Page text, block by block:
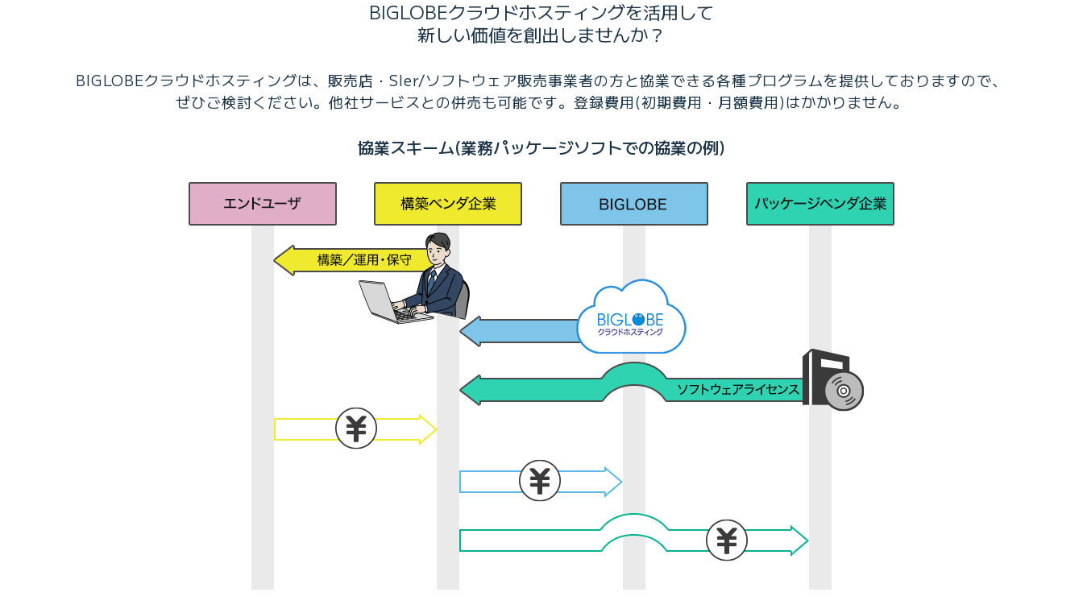
BIGLOBEクラウドホスティングを活用して
新しい価値を創出しませんか？
BIGLOBEクラウドホスティングは、販売店・SIer/ソフトウェア販売事業者の方と協業できる各種プログラムを提供しておりますので、
ぜひご検討ください。他社サービスとの併売も可能です。登録費用(初期費用・月額費用)はかかりません。
協業スキーム(業務パッケージソフトでの協業の例)